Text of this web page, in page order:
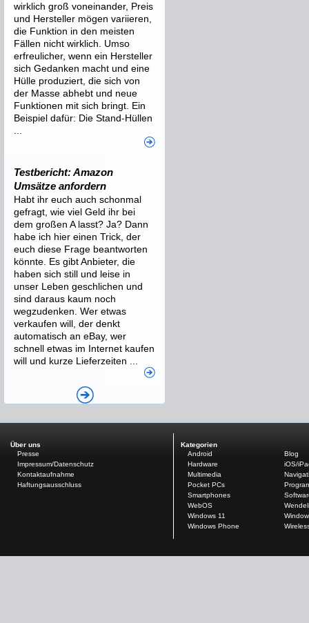
wirklich groß voneinander, Preis
und Hersteller mögen variieren,
die Funktion in den meisten
Fällen nicht wirklich. Umso
erfreulicher, wenn ein Hersteller
sich Gedanken macht und eine
Hülle produziert, die sich von
der Masse abhebt und neue
Funktionen mit sich bringt. Ein
Beispiel dafür: Die Stand-Hüllen
Testbericht: Amazon
Umsätze anfordern
Habt ihr euch auch schonmal
gefragt, wie viel Geld ihr bei
dem großen A lasst? Ja? Dann
habe ich hier einen Trick, der
euch diese Frage beantworten
könnte. Es gibt Anbieter, die
haben sich still und leise in
unser Leben geschlichen und
sind daraus kaum noch
wegzudenken. Wer etwas
verkaufen will, der denkt
automatisch an eBay, wer
schnell etwas im Internet kaufen
will und kurze Lieferzeiten ...
Über uns
Presse
Impressum/Datenschutz
Kontaktaufnahme
Haftungsausschluss
Kategorien
Android
Blog
Hardware
iOS/
Multimedia
Pocket PCs
Smartphones
WebOS
Windows 11
Windows Phone